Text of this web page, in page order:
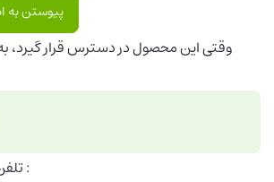
پیوستن به
وقتی این محصول در دسترس قرار گیرد،
تلفن همراه اطلاع رسانی :